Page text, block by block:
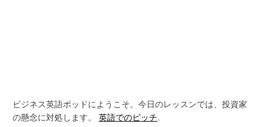
ビジネス英語ポッドにようこそ。今日のレッスンでは、投資家
の懸念に対処します。英語でのピッチ.